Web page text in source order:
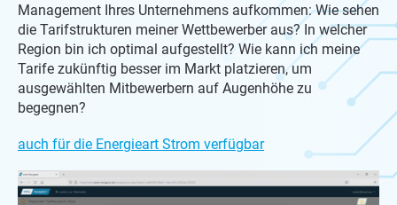
Management Ihres Unternehmens aufkommen: Wie sehen
die Tarifstrukturen meiner Wettbewerber aus? In welcher
Region bin ich optimal aufgestellt? Wie kann ich meine
Tarife zukünftig besser im Markt platzieren, um
ausgewählten Mitbewerbern auf Augenhöhe zu
begegnen?
auch für die Energieart Strom verfügbar